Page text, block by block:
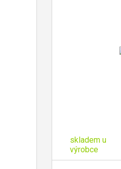
skladem u
výrobce